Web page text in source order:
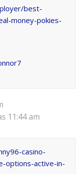
best-
money-pokies-
11:44 am
casino-
options-active-in-